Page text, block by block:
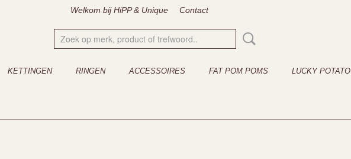
Welkom bij HiPP & Unique Contact
KETTINGEN RINGEN ACCESSOIRES FAT POM POMS LUCKY POTATO